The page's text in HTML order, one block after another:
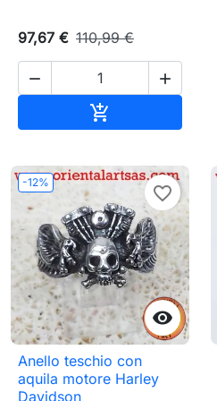
97,67 € 110,99 €
 

-12%

favorite_border
Anello teschio con
aquila motore Harley
Davidson